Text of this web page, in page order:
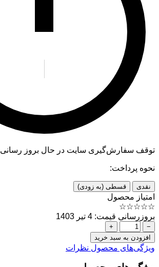
توقف سفارش‌گیری سایت در حال بروز رسانی
نحوه پرداخت:
نقدی قسطی (به زودی)
امتیاز محصول
☆
☆
☆
☆
☆
بروزرسانی قیمت: 4 تیر 1403
−
+
افزودن به سبد خرید
ویژگی‌های محصول نظرات